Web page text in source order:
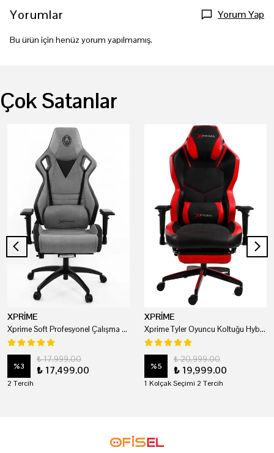
Yorumlar Yorum Yap
Bu ürün için henüz yorum yapılmamış.
Çok Satanlar
XPRİME
Xprime Soft Profesyonel Çalışma Ve Oyuncu Koltuğu
%3
₺ 17,999.00
₺ 17,499.00
2 Tercih
XPRİME
Xprime Tyler Oyuncu Koltuğu Hybrid Kumaş Kırmızı
%5
₺ 20,999.00
₺ 19,999.00
1 Kolçak Seçimi 2 Tercih